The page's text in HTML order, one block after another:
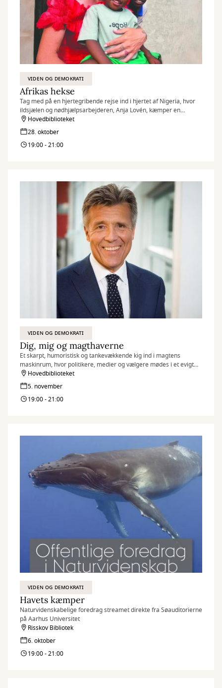
VIDEN OG DEMOKRATI
Afrikas hekse
Tag med på en hjertegribende rejse ind i hjertet af Nigeria, hvor
ildsjælen og nødhjælpsarbejderen, Anja Lovén, kæmper en
utrættelig kamp mod mørket i form af overtro og forfærdelige
beskyldninger om hekseri mod uskyldige børn.
Hovedbiblioteket
28. oktober
19:00 - 21:00
VIDEN OG DEMOKRATI
Dig, mig og magthaverne
Et skarpt, humoristisk og tankevækkende kig ind i magtens
maskinrum, hvor politikere, medier og vælgere mødes i et evigt
spil om tillid og troværdighed.
Hovedbiblioteket
5. november
19:00 - 21:00
VIDEN OG DEMOKRATI
Havets kæmper
Naturvidenskabelige foredrag streamet direkte fra Søauditorierne
på Aarhus Universitet
Risskov Bibliotek
6. oktober
19:00 - 21:00